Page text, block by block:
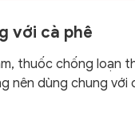
với cà phê
thuốc chống loạn
nên dùng chung với